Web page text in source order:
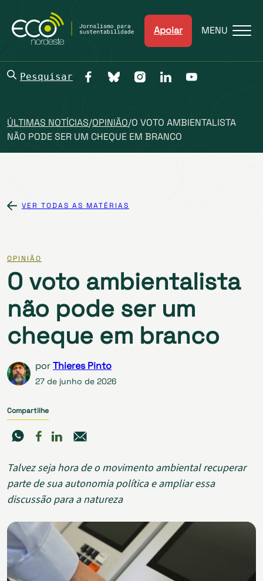
Apoiar MENU
Pesquisar
ÚLTIMAS NOTÍCIAS/OPINIÃO/O VOTO AMBIENTALISTA
NÃO PODE SER UM CHEQUE EM BRANCO
VER TODAS AS MATÉRIAS
OPINIÃO
O voto ambientalista
não pode ser um
cheque em branco
porThieres Pinto
27 de junho de 2026
Compartilhe
Talvez seja hora de o movimento ambiental recuperar
parte de sua autonomia política e ampliar essa
discussão para a natureza